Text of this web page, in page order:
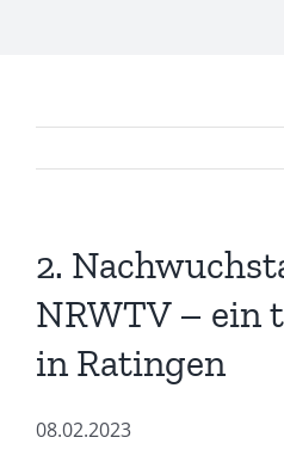
2.
NRWTV – ein
in Ratingen
08.02.2023